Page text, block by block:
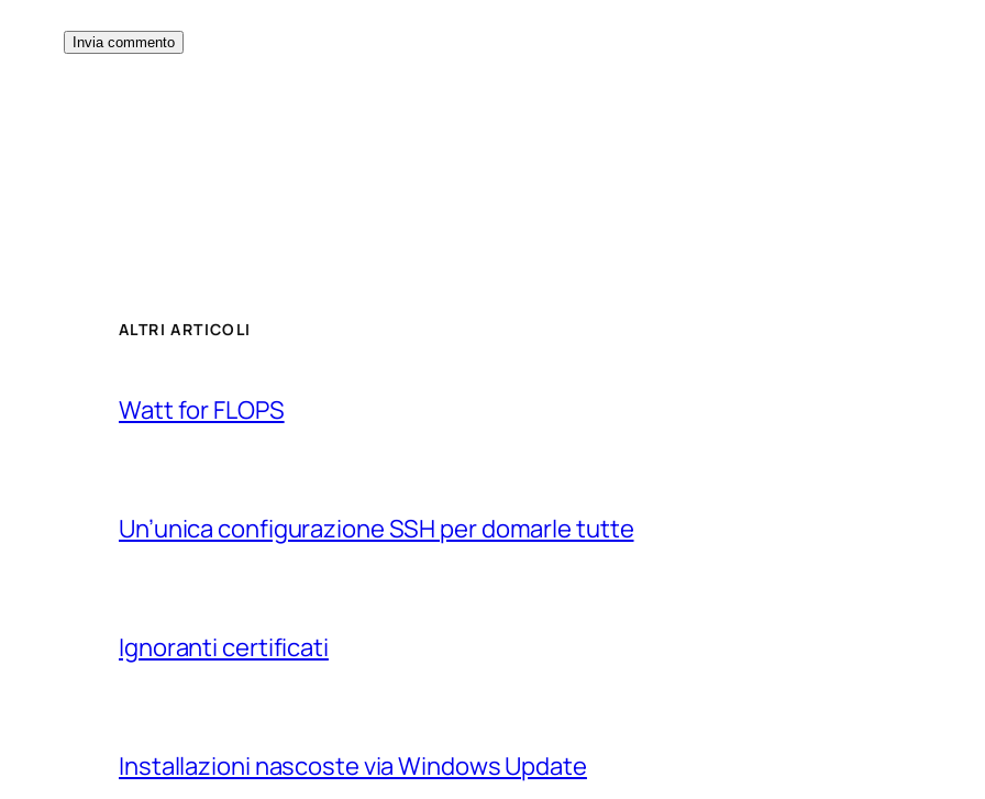
ALTRI ARTICOLI
Watt for FLOPS
Un’unica configurazione SSH per domarle tutte
Ignoranti certificati
Installazioni nascoste via Windows Update